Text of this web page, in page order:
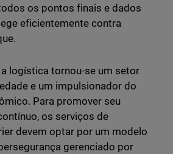
os pontos finais e dados
eficientemente contra
logística tornou-se um setor
e um impulsionador do
Para promover seu
os serviços de
devem optar por um modelo
gerenciado por